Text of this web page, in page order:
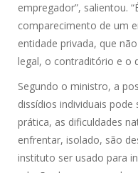
empregador”, salientou.
comparecimento de um
entidade privada, que
legal, o contraditório e o
Segundo o ministro, a
dissídios individuais pode
prática, as dificuldades
enfrentar, isolado, são
instituto ser usado para